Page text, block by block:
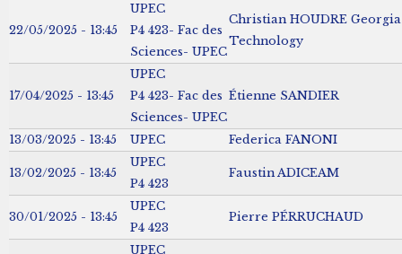
22/05/2025 - 13:45
UPEC
P4 423- Fac des
Sciences- UPEC
Christian HOUDRE
Technology
17/04/2025 - 13:45
UPEC
P4 423- Fac des
Sciences- UPEC
Étienne SANDIER
13/03/2025 - 13:45 UPEC Federica FANONI
13/02/2025 - 13:45
UPEC
P4 423
Faustin ADICEAM
30/01/2025 - 13:45
UPEC
P4 423
Pierre PÉRRUCHAUD
UPEC